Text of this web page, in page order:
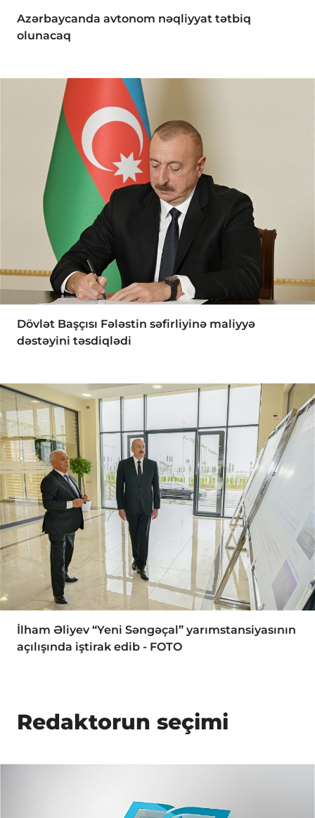
Azərbaycanda avtonom nəqliyyat tətbiq
olunacaq
Dövlət Başçısı Fələstin səfirliyinə maliyyə
dəstəyini təsdiqlədi
İlham Əliyev “Yeni Səngəçal” yarımstansiyasının
açılışında iştirak edib - FOTO
Redaktorun seçimi